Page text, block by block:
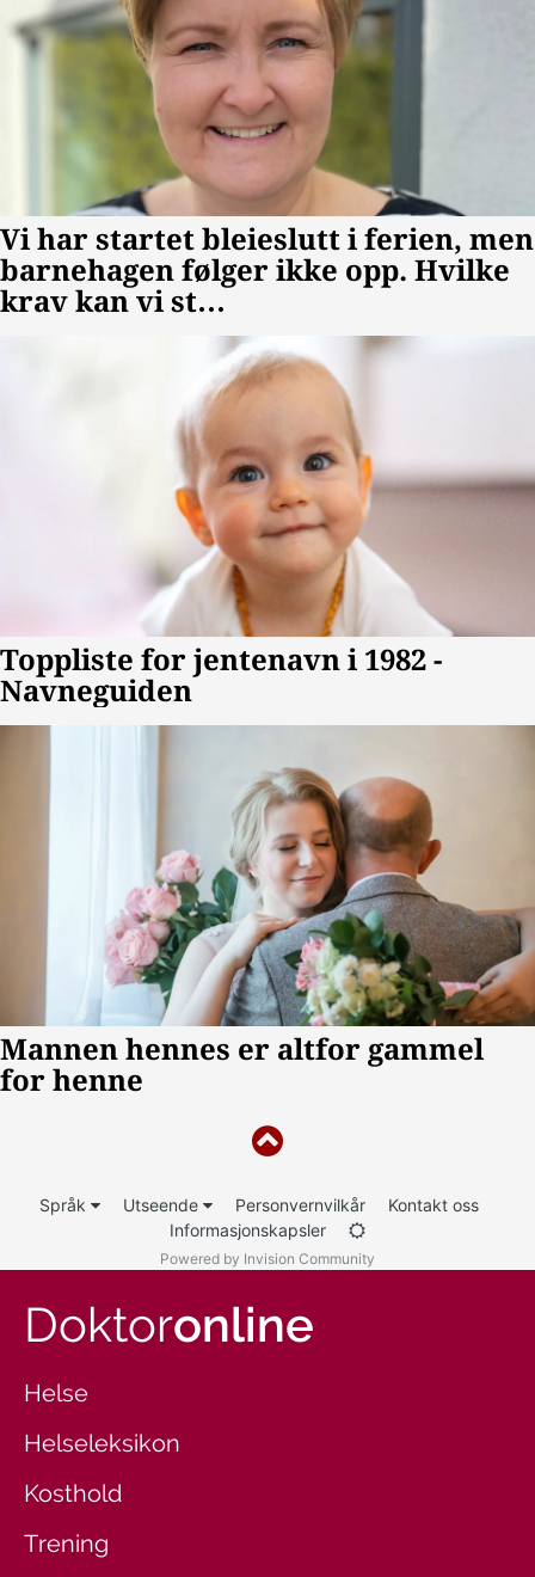
Språk Utseende Personvernvilkår
Kontakt oss
Informasjonskapsler
Powered by Invision Community
Doktoronline
Helse
Helseleksikon
Kosthold
Trening